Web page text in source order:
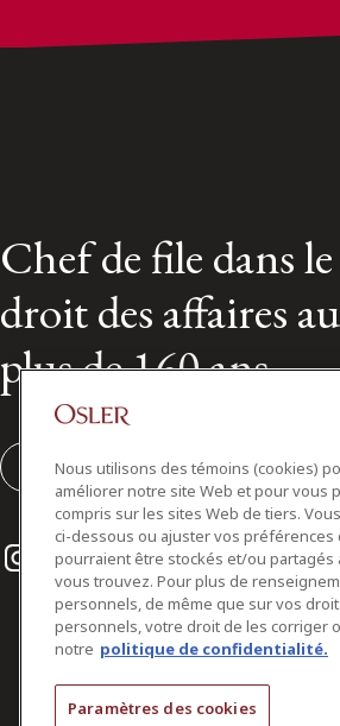
Chef de file dans
droit des affaires
plus de 160 ans
S'abonner
Instagram
Twitter
LinkedIn
Nous utilisons des témoins (cookies)
améliorer notre site Web et pour vous
compris sur les sites Web de tiers.
ci-dessous ou ajuster vos
pourraient être stockés et/ou
vous trouvez. Pour plus de
personnels, de même que sur vos
personnels, votre droit de les corriger
notre politique de confidentialité.
Paramètres des cookies